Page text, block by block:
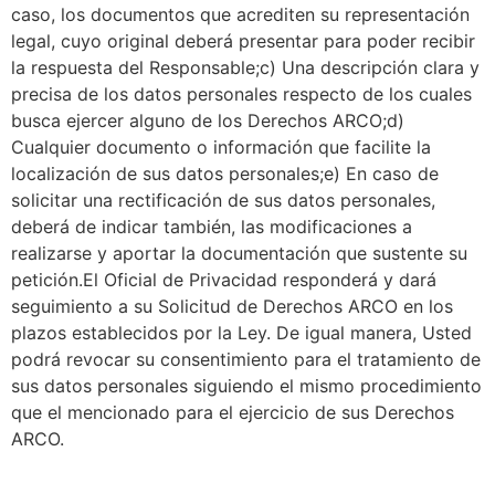
caso, los documentos que acrediten su representación
legal, cuyo original deberá presentar para poder recibir
la respuesta del Responsable;c) Una descripción clara y
precisa de los datos personales respecto de los cuales
busca ejercer alguno de los Derechos ARCO;d)
Cualquier documento o información que facilite la
localización de sus datos personales;e) En caso de
solicitar una rectificación de sus datos personales,
deberá de indicar también, las modificaciones a
realizarse y aportar la documentación que sustente su
petición.El Oficial de Privacidad responderá y dará
seguimiento a su Solicitud de Derechos ARCO en los
plazos establecidos por la Ley. De igual manera, Usted
podrá revocar su consentimiento para el tratamiento de
sus datos personales siguiendo el mismo procedimiento
que el mencionado para el ejercicio de sus Derechos
ARCO.